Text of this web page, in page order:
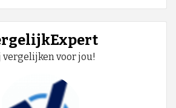
vergelijken voor jou!